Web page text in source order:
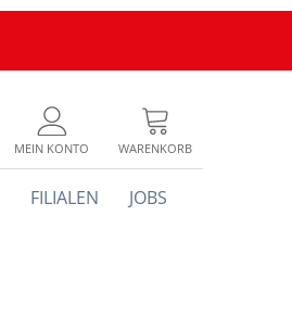
MEIN KONTO WARENKORB
FILIALEN JOBS